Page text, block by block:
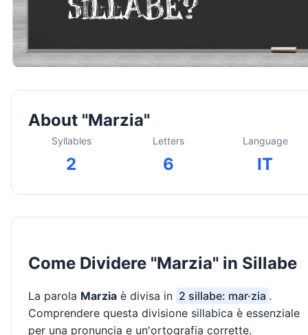
About "Marzia"
Syllables
2
Letters
6
Language
IT
Come Dividere "Marzia" in Sillabe
La parola Marzia è divisa in 2 sillabe: mar·zia .
Comprendere questa divisione sillabica è essenziale
per una pronuncia e un'ortografia corrette.